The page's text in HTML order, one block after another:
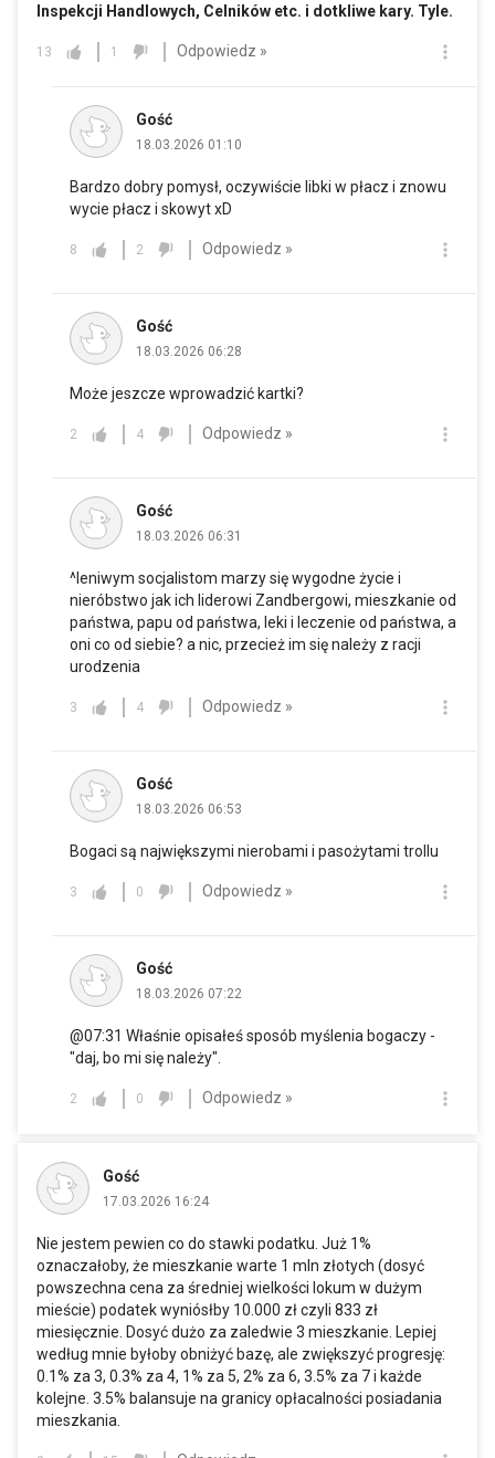
Inspekcji Handlowych, Celników etc. i dotkliwe kary. Tyle.
13 1 Odpowiedz »
Gość
18.03.2026 01:10
Bardzo dobry pomysł, oczywiście libki w płacz i znowu
wycie płacz i skowyt xD
8 2 Odpowiedz »
Gość
18.03.2026 06:28
Może jeszcze wprowadzić kartki?
2 4 Odpowiedz »
Gość
18.03.2026 06:31
^leniwym socjalistom marzy się wygodne życie i
nieróbstwo jak ich liderowi Zandbergowi, mieszkanie od
państwa, papu od państwa, leki i leczenie od państwa, a
oni co od siebie? a nic, przecież im się należy z racji
urodzenia
3 4 Odpowiedz »
Gość
18.03.2026 06:53
Bogaci są największymi nierobami i pasożytami trollu
3 0 Odpowiedz »
Gość
18.03.2026 07:22
@07:31 Właśnie opisałeś sposób myślenia bogaczy -
"daj, bo mi się należy".
2 0 Odpowiedz »
Gość
17.03.2026 16:24
Nie jestem pewien co do stawki podatku. Już 1%
oznaczałoby, że mieszkanie warte 1 mln złotych (dosyć
powszechna cena za średniej wielkości lokum w dużym
mieście) podatek wyniósłby 10.000 zł czyli 833 zł
miesięcznie. Dosyć dużo za zaledwie 3 mieszkanie. Lepiej
według mnie byłoby obniżyć bazę, ale zwiększyć progresję:
0.1% za 3, 0.3% za 4, 1% za 5, 2% za 6, 3.5% za 7 i każde
kolejne. 3.5% balansuje na granicy opłacalności posiadania
mieszkania.